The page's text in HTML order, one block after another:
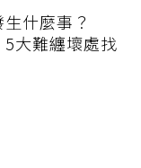
什麼事？
5大難纏壞處找